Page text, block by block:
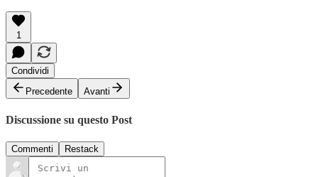
1
Condividi
Precedente
Avanti
Discussione su questo Post
Commenti Restack